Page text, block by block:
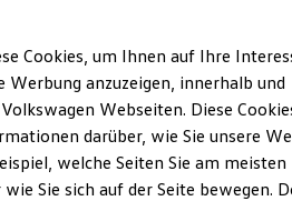
der ID. Modelle
im Winter
(Impressum & Rechtliches)
Cookies, um Ihnen auf Ihre
Werbung anzuzeigen, innerhalb und
Webseiten. Diese
darüber, wie Sie unsere
welche Seiten Sie am meisten
wie Sie sich auf der Seite bewegen.